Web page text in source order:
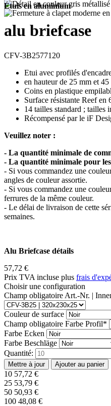
Étuis en aluminium
alu briefcase
CFV-3B2577120
Etui avec profilés
en hauteur de 25 mm et 45
Coins en plastique
Surface résistante Reef en
14 tailles standard ; tailles
Récompensé par le iF
Veuillez noter :
- La quantité minimale de
- La quantité minimale pour les
- Si vous commandez une
angles de couleur assortie.
- Si vous commandez une
ferrures de la même couleur.
- Le délai de livraison de cette
semaines.
Alu Briefcase détails
57,72 €
Prix TVA incluse plus frais
Choisir une configuration
Champ obligatoire Art.-Nr. |
Couleur de surface
Champ obligatoire Farbe Profil*
Farbe Ecken
Farbe Beschläge
Quantité:
10 57,72 €
25 53,79 €
50 50,93 €
100 48,08 €